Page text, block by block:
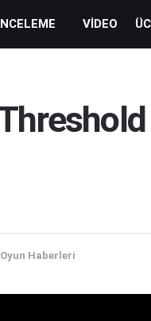
VIDEO
Oyun Haberleri